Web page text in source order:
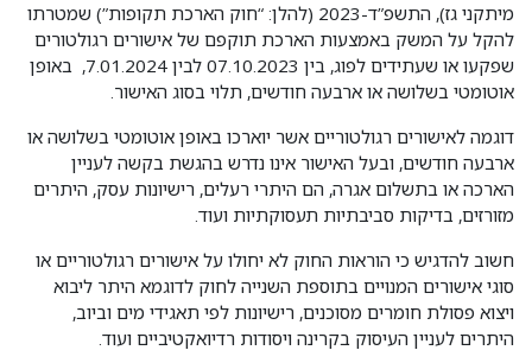
מיתקני גז), התשפ”ד-2023 (להלן: “חוק הארכת תקופות”) שמטרתו
להקל על המשק באמצעות הארכת תוקפם של אישורים רגולטורים
שפקעו או שעתידים לפוג, בין 07.10.2023 לבין 7.01.2024, באופן
אוטומטי בשלושה או ארבעה חודשים, תלוי בסוג האישור.
דוגמה לאישורים רגולטוריים אשר יוארכו באופן אוטומטי בשלושה או
ארבעה חודשים, ובעל האישור אינו נדרש בהגשת בקשה לעניין
הארכה או בתשלום אגרה, הם היתרי רעלים, רישיונות עסק, היתרים
מזורזים, בדיקות סביבתיות תעסוקתיות ועוד.
חשוב להדגיש כי הוראות החוק לא יחולו על אישורים רגולטוריים או
סוגי אישורים המנויים בתוספת השנייה לחוק לדוגמא היתר ליבוא
ויצוא פסולת חומרים מסוכנים, רישיונות לפי תאגידי מים וביוב,
היתרים לעניין העיסוק בקרינה ויסודות רדיואקטיביים ועוד.